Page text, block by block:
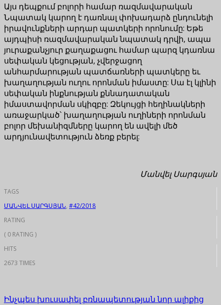
Այս դեպքում բոլորի համար ռազմավարական
Նպատակ կարող է դառնալ փոխադարձ ընդունելի
իրավունքների արդար պատկերի որոնումը: Եթե
այդպիսի ռազմավարական նպատակ դրվի, ապա
յուրաքանչյուր քաղաքացու համար պարզ կդառնա
սեփական կեցության, չվերջացող
անհարմարության պատճառների պատկերը եւ
խաղաղության ուղու որոնման իմաստը: Սա էլ կլինի
սեփական ինքնության քննադատական
իմաստավորման սկիզբը: Զեկույցի հեղինակների
առաջարկած՝ խաղաղության ուղիների որոնման
բոլոր մեխանիզմները կարող են ավելի մեծ
արդյունավետություն ձեռք բերել:
Մանվել Սարգսյան
TAGS
ՄԱՆՎԵԼ ՍԱՐԳՍՅԱՆ, #42/2018
RATING
( 0 RATING )
HITS
2673 TIMES
Ինչպես խուսափել բռնապետության նոր ալիքից